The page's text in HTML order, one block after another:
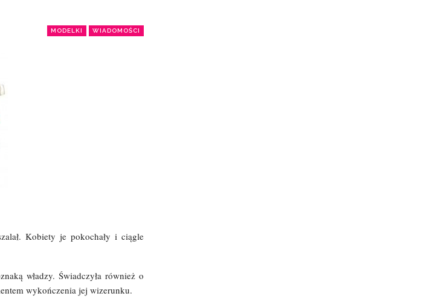
MODELKI WIADOMOŚCI
Kobiety je pokochały i ciągle
władzy. Świadczyła również o
wykończenia jej wizerunku.